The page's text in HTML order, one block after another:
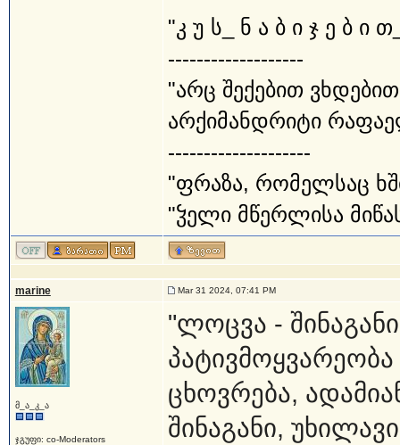
"კ უ ს_ ნ ა ბ ი ჯ ე ბ ი
-------------------
"არც შექებით
არქიმანდრიტი
--------------------
"ფრაზა, რომელსაც
"ჴელი მწერლისა
marine Mar 31 2024, 07:41 PM
მ_ა_კ_ა
ჯგუფი: co-Moderators
"ლოცვა -
ცხოვრება,
შინაგანი,